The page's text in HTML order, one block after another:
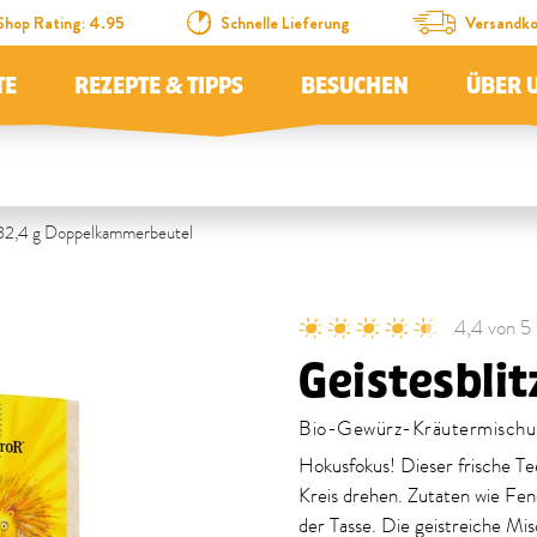
Rating: 4.95 Schnelle Lieferung
REZEPTE & TIPPS BESUCHEN ÜBER
g Doppelkammerbeutel
4,4 von 5
Bio-Gewürz-
Hokusfokus! Dieser frische
Kreis drehen. Zutaten wie
der Tasse. Die geistreiche